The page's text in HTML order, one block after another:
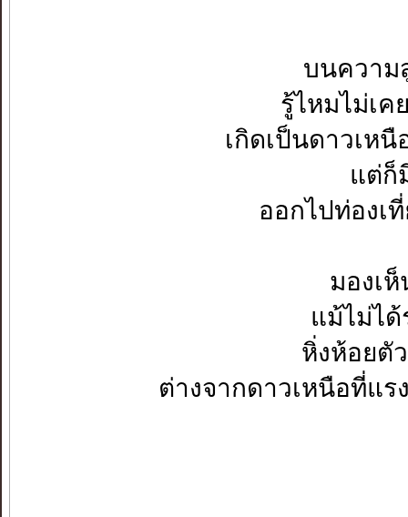
บนความ
รู้ไหมไม่เค
เกิดเป็นดาวเห
แต่ก็
ออกไปท่องเ
มองเ
แม้ไม่ไ
หิ่งห้อยตั
ต่างจากดาวเหนือที่แ